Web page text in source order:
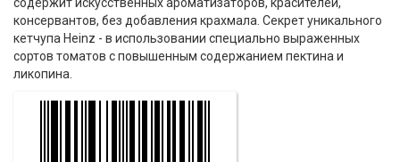
консервантов, без добавления крахмала. Секрет уникального
кетчупа Heinz - в использовании специально выраженных
сортов томатов с повышенным содержанием пектина и
ликопина.